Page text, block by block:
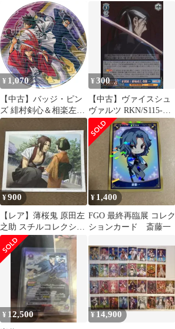
オトメイト 冬の市
アクリルスタンド
枚セット
¥ 1,070
【中古】バッジ・ピン
ズ 緋村剣心＆相楽左之
助＆斎藤一(レア) 「25
周年記念 るろうに剣心
展 コレクション缶バッ
ジ」
¥300
【中古】ヴァイスシュ
ヴァルツ RKN/S115-
079S[SR]：(ホロ)新撰
組三番隊組長 斎藤 一
¥900
【レア】薄桜鬼 原田左
之助 スチルコレクショ
ン カズキヨネ イラスト
カード
¥ 1,400
FGO 最終再臨展 コレク
ションカード 斎藤一
¥ 12,500 ¥14,900